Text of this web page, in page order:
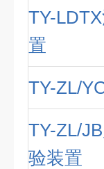
TY-
置
TY-ZL/
TY-ZL/
验装置